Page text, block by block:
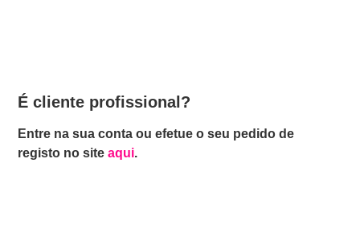
É cliente profissional?
Entre na sua conta ou efetue o seu pedido de
registo no siteaqui.